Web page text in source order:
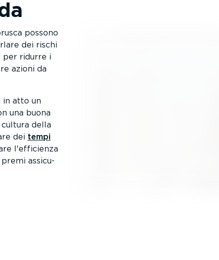
possono
dei rischi
per ridurre i
azioni da
in atto un
una buona
della
dei tempi
l'efficienza
assicu­